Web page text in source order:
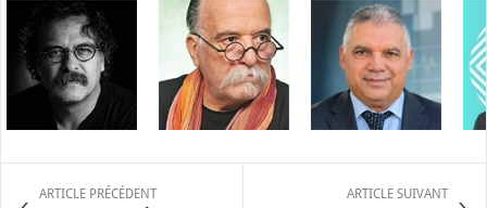
ARTICLE PRÉCÉDENT ARTICLE SUIVANT